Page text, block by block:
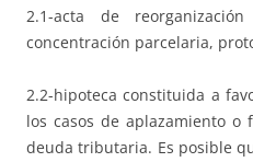
2.1-acta de
concentración parcelaria,
2.2-hipoteca constituida a
los casos de aplazamiento o
deuda tributaria. Es posible